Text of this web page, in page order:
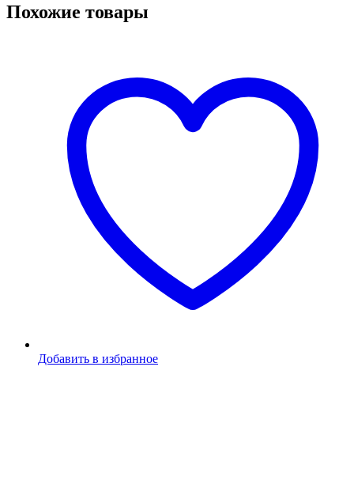
Похожие товары
Добавить в избранное